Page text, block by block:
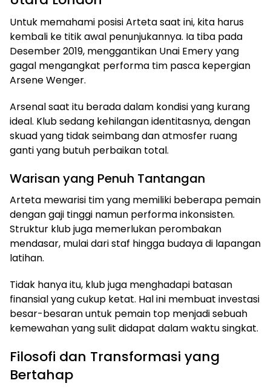
Untuk memahami posisi Arteta saat ini, kita harus
kembali ke titik awal penunjukannya. Ia tiba pada
Desember 2019, menggantikan Unai Emery yang
gagal mengangkat performa tim pasca kepergian
Arsene Wenger.
Arsenal saat itu berada dalam kondisi yang kurang
ideal. Klub sedang kehilangan identitasnya, dengan
skuad yang tidak seimbang dan atmosfer ruang
ganti yang butuh perbaikan total.
Warisan yang Penuh Tantangan
Arteta mewarisi tim yang memiliki beberapa pemain
dengan gaji tinggi namun performa inkonsisten.
Struktur klub juga memerlukan perombakan
mendasar, mulai dari staf hingga budaya di lapangan
latihan.
Tidak hanya itu, klub juga menghadapi batasan
finansial yang cukup ketat. Hal ini membuat investasi
besar-besaran untuk pemain top menjadi sebuah
kemewahan yang sulit didapat dalam waktu singkat.
Filosofi dan Transformasi yang
Bertahap